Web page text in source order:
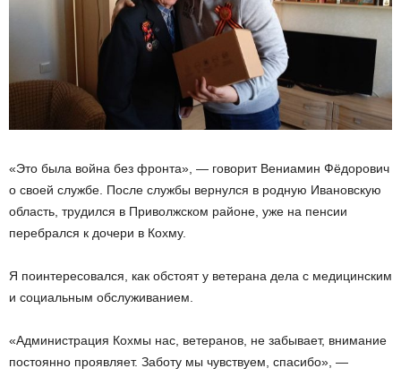
«Это была война без фронта», — говорит Вениамин Фёдорович
о своей службе. После службы вернулся в родную Ивановскую
область, трудился в Приволжском районе, уже на пенсии
перебрался к дочери в Кохму.
Я поинтересовался, как обстоят у ветерана дела с медицинским
и социальным обслуживанием.
«Администрация Кохмы нас, ветеранов, не забывает, внимание
постоянно проявляет. Заботу мы чувствуем, спасибо», —